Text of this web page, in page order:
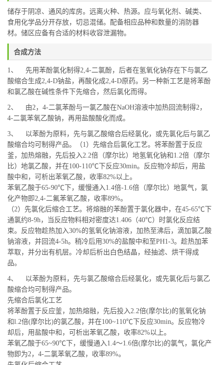
储存于阴凉、通风的库房。远离火种、热源。应与氧化剂、碱类、
食用化学品分开存放，切忌混储。配备相应品种和数量的消防器
材。储区应备有合适的材料收容泄漏物。
合成方法
1、 先用苯酚氯化制得2,4-二氯酚，后者在氢氧化钠存在下与氯乙
酸缩合生成2,4-D钠盐，再酸化成2,4-D原药。另一种新工艺是将苯酚
和氯乙酸在碱性条件下先缩合，然后氯化而得。
2、 由2，4-二氯苯酚与一氯乙酸在NaOH溶液中加热回流制得2，
4-二氯苯氧乙酸钠，再用盐酸酸化而成。
3、 以苯酚为原料，先与氯乙酸缩合后经氯化，或先氯化后与氯乙
酸缩合均可制得产品。（1）先缩合后氯化工艺。将苯酚置于反应
釜，加热熔融，先后投入2.2倍（摩尔比）地氢氧化钠和1.2倍（摩尔
比）地氯乙酸，并在100-110℃下反应30min。反应物冷却后，用盐
酸中和，可析出苯氧乙酸，收率82%以上。
苯氧乙酸于65-90℃下，缓慢通入1.4倍-1.6倍（摩尔比）地氯气，氯
化产物即2,4-二氟苯氧乙酸，收率89%。
（2）先氯化后缩合工艺。将熔融的苯酚置于氯化器中，在45-65℃下
通氯约8-9h，当反应物料相对密度达1.406（40℃）时氯化反应结
束。反应物趁热加入30%的氢氧化钠溶液，加热至沸后，滴加氯乙酸
钠溶液，并回流4-5h。稍冷后用30%的盐酸中和至PH1-3。趁热加苯
萃取，并分出有机层。冷却后析出白色结晶，经抽滤、烘干得成
品。
4、 以苯酚为原料，先与氯乙酸缩合后经氯化，或先氯化后与氯乙
酸缩合均可制得产品。
先缩合后氯化工艺
将苯酚置于反应釜，加热熔融，先后投入2.2倍(摩尔比)的氢氧化钠
和l.2倍(摩尔比)的氯乙酸，并在100~110℃下反应30min。反应物冷
却后，用盐酸中和，可析出苯氧乙酸，收率82%以上。
苯氧乙酸于65~90℃下，缓慢通入1.4～1.6倍(摩尔比)的氯气，氯化产
物即为2，4-二氯苯氧乙酸，收率89%。